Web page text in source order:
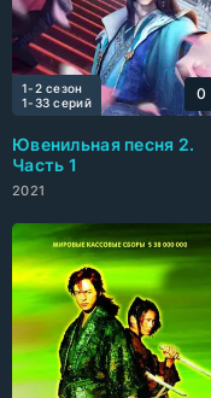
Ювенильная песня 2.
Часть 1
2021
1-2 сезон
1-33 cерий
0